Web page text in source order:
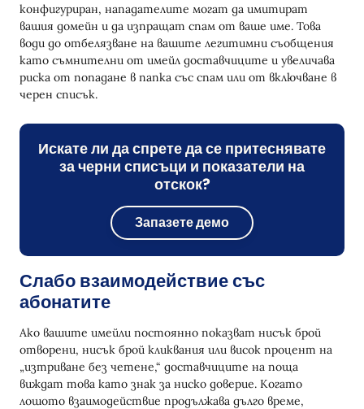
конфигуриран, нападателите могат да имитират
вашия домейн и да изпращат спам от ваше име. Това
води до отбелязване на вашите легитимни съобщения
като съмнителни от имейл доставчиците и увеличава
риска от попадане в папка със спам или от включване в
черен списък.
Искате ли да спрете да се притеснявате
за черни списъци и показатели на
отскок?
Запазете демо
Слабо взаимодействие със
абонатите
Ако вашите имейли постоянно показват нисък брой
отворени, нисък брой кликвания или висок процент на
„изтриване без четене,“ доставчиците на поща
виждат това като знак за ниско доверие. Когато
лошото взаимодействие продължава дълго време,